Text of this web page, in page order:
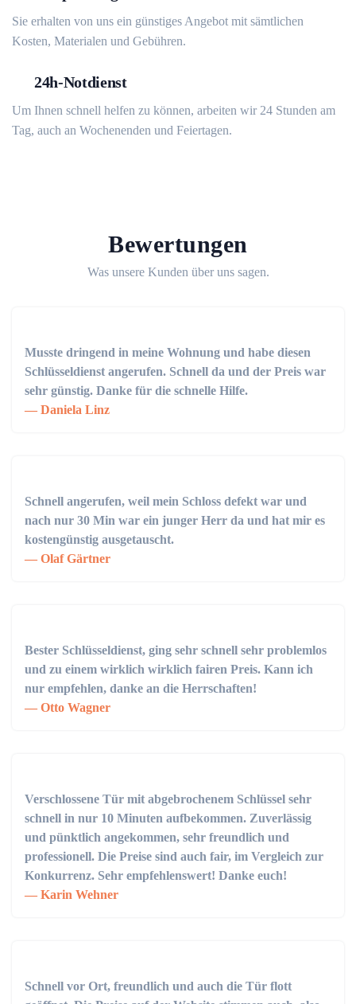
Sie erhalten von uns ein günstiges Angebot mit sämtlichen
Kosten, Materialen und Gebühren.
24h-Notdienst
Um Ihnen schnell helfen zu können, arbeiten wir 24 Stunden am
Tag, auch an Wochenenden und Feiertagen.
Bewertungen
Was unsere Kunden über uns sagen.
Musste dringend in meine Wohnung und habe diesen
Schlüsseldienst angerufen. Schnell da und der Preis war
sehr günstig. Danke für die schnelle Hilfe.
Daniela Linz
Schnell angerufen, weil mein Schloss defekt war und
nach nur 30 Min war ein junger Herr da und hat mir es
kostengünstig ausgetauscht.
Olaf Gärtner
Bester Schlüsseldienst, ging sehr schnell sehr problemlos
und zu einem wirklich wirklich fairen Preis. Kann ich
nur empfehlen, danke an die Herrschaften!
Otto Wagner
Verschlossene Tür mit abgebrochenem Schlüssel sehr
schnell in nur 10 Minuten aufbekommen. Zuverlässig
und pünktlich angekommen, sehr freundlich und
professionell. Die Preise sind auch fair, im Vergleich zur
Konkurrenz. Sehr empfehlenswert! Danke euch!
Karin Wehner
Schnell vor Ort, freundlich und auch die Tür flott